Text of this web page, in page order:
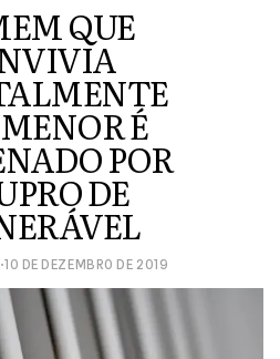
QUE
É
POR
DE
10 DE DEZEMBRO DE 2019